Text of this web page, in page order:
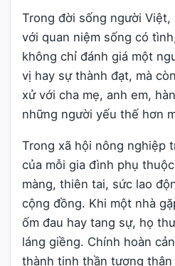
Trong đời sống người
với quan niệm sống có
không chỉ đánh giá một
vị hay sự thành đạt, mà
xử với cha mẹ, anh em,
những người yếu thế hơn
Trong xã hội nông nghiệp
của mỗi gia đình phụ
màng, thiên tai, sức lao
cộng đồng. Khi một nhà
ốm đau hay tang sự, họ
láng giềng. Chính hoàn
thành tinh thần tương